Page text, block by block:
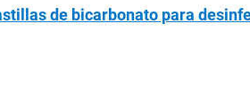
de bicarbonato para